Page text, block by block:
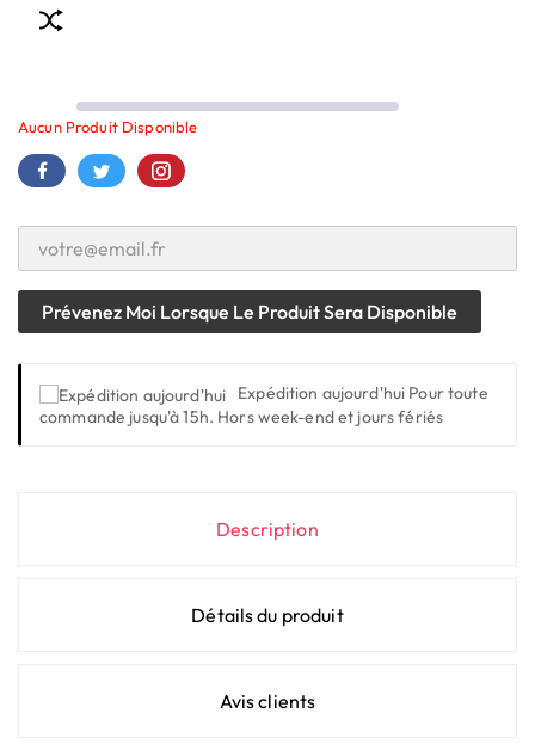
Aucun Produit Disponible
Prévenez Moi Lorsque Le Produit Sera Disponible
Expédition aujourd'hui Pour toute
commande jusqu'à 15h. Hors week-end et jours fériés
Description
Détails du produit
Avis clients